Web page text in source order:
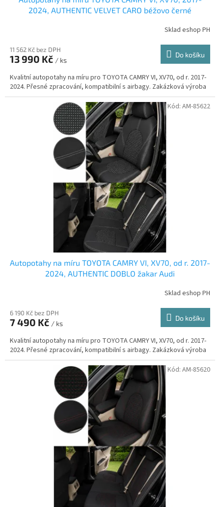
2024, AUTHENTIC VELVET CARO béžovo černé
Sklad eshop PH
11 562 Kč bez DPH
13 990 Kč / ks
Do košíku
Kvalitní autopotahy na míru pro TOYOTA CAMRY VI, XV70, od r. 2017-
2024. Přesné zpracování, kompatibilní s airbagy. Zakázková výroba
Autopotahy na míru TOYOTA CAMRY VI, XV70, od r. 2017-
2024, AUTHENTIC DOBLO žakar Audi
Sklad eshop PH
6 190 Kč bez DPH
7 490 Kč / ks
Do košíku
Kvalitní autopotahy na míru pro TOYOTA CAMRY VI, XV70, od r. 2017-
2024. Přesné zpracování, kompatibilní s airbagy. Zakázková výroba
Kód: AM-85622
Kód: AM-85620